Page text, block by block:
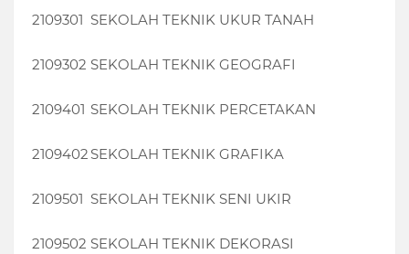
2109301 SEKOLAH TEKNIK UKUR TANAH
2109302 SEKOLAH TEKNIK GEOGRAFI
2109401 SEKOLAH TEKNIK PERCETAKAN
2109402 SEKOLAH TEKNIK GRAFIKA
2109501 SEKOLAH TEKNIK SENI UKIR
2109502 SEKOLAH TEKNIK DEKORASI